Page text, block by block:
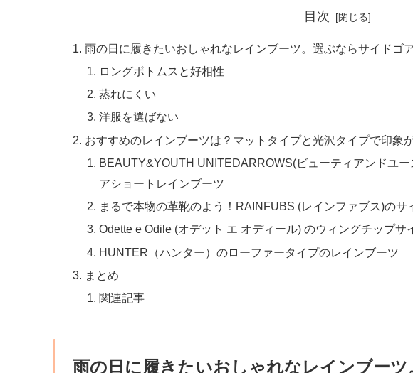
目次
雨の日に履きたいおしゃれなレインブーツ。選ぶならサイドゴ
ロングボトムスと好相性
蒸れにくい
洋服を選ばない
おすすめのレインブーツは？マットタイプと光沢タイプで印象
BEAUTY&YOUTH UNITEDARROWS(ビューティアンドユ
アショートレインブーツ
まるで本物の革靴のよう！RAINFUBS (レインファブス)のサ
Odette e Odile (オデット エ オディール) のウィングチップサ
HUNTER（ハンター）のローファータイプのレインブーツ
まとめ
関連記事
雨の日に履きたいおしゃれなレインブー